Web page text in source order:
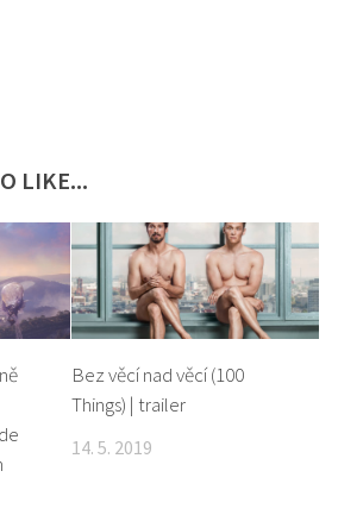
LIKE...
Bez věcí nad věcí (100
Things) | trailer
14. 5. 2019